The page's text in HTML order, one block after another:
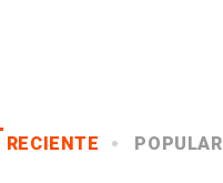
RECIENTE POPULAR